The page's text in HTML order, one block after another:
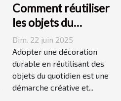
Comment réutiliser
les objets du
quotidien pour une
décoration durable
Dim. 22 juin 2025
Adopter une décoration
durable en réutilisant des
objets du quotidien est une
démarche créative et...